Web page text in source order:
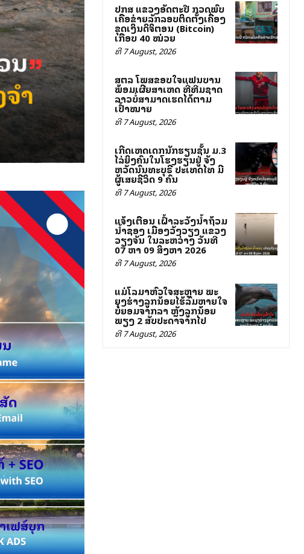
ປກສ ແຂວງອັດຕະປື ກວດພົບ
ເຄືອຂ່າຍລັກລອບຕິດຕັ້ງເຄື່ອງ
ຂຸດເງິນດິຈິຕອນ (Bitcoin)
ເກືອບ 40 ໝ່ວຍ
ທີ 7 August, 2026
ສຕລ ໂພສຂອບໃຈແຟນບານ
ພ້ອມເຜີຍສາເຫດ ທີ່ທີມຊາດ
ລາວບໍ່ສາມາດເຮັດໄດ້ຕາມ
ເປົ້າໝາຍ
ທີ 7 August, 2026
ເກີດເຫດເດັກນັກຮຽນຊັ້ນ ມ.3
ໄລ່ຍິງຄົນໃນໂຮງຮຽນຢູ່ ຈັງ
ຫວັດນົນທະບຸຣີ ປະເທດໄທ ມີ
ຜູ້ເສຍຊີວິດ 9 ຄົນ
ທີ 7 August, 2026
ແຈ້ງເຕືອນ ເຝົ້າລະວັງນ້ຳຖ້ວມ
ນ້ຳຊອງ ເມືອງວັງວຽງ ແຂວງ
ວຽງຈັນ ໃນລະຫວ່າງ ວັນທີ
07 ຫາ 09 ສິງຫາ 2026
ທີ 7 August, 2026
ແມ່ໂລມາຫົວໃຈສະຫຼາຍ ພະ
ຍຸງຮ່າງລູກນ້ອຍໄຮ້ລົມຫາຍໃຈ
ບໍ່ຍອມຈາກລາ ຫຼັງລູກນ້ອຍ
ພຽງ 2 ສັບປະດາຈາກໄປ
ທີ 7 August, 2026